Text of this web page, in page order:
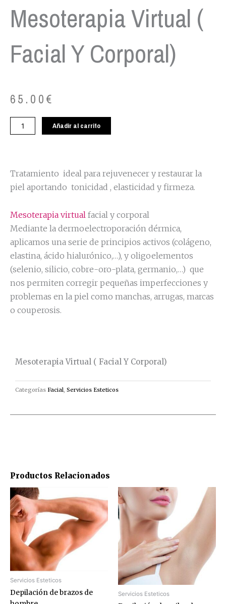
Mesoterapia Virtual (
Facial Y Corporal)
65.00€
Mesoterapia
virtual
corporal)
cantidad
Añadir al carrito
Tratamiento ideal para rejuvenecer y restaurar la
piel aportando tonicidad , elasticidad y firmeza.
Mesoterapia virtual facial y corporal
Mediante la dermoelectroporación dérmica,
aplicamos una serie de principios activos (colágeno,
elastina, ácido hialurónico,…), y oligoelementos
(selenio, silicio, cobre-oro-plata, germanio,…) que
nos permiten corregir pequeñas imperfecciones y
problemas en la piel como manchas, arrugas, marcas
o couperosis.
Productos Relacionados
Servicios Esteticos
Depilación de brazos de
Servicios Esteticos
Mesoterapia Virtual ( Facial Y Corporal)
Categorías Facial, Servicios Esteticos